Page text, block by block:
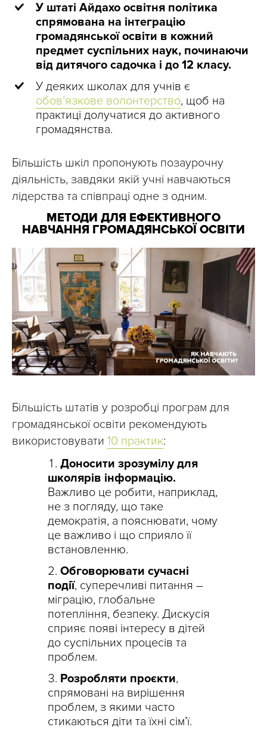
У штаті Айдахо освітня політика
спрямована на інтеграцію
громадянської освіти в кожний
предмет суспільних наук, починаючи
від дитячого садочка і до 12 класу.
У деяких школах для учнів є
обов’язкове волонтерство, щоб на
практиці долучатися до активного
громадянства.
Більшість шкіл пропонують позаурочну
діяльність, завдяки якій учні навчаються
лідерства та співпраці одне з одним.
МЕТОДИ ДЛЯ ЕФЕКТИВНОГО
НАВЧАННЯ ГРОМАДЯНСЬКОЇ ОСВІТИ
Більшість штатів у розробці програм для
громадянської освіти рекомендують
використовувати 10 практик:
Доносити зрозумілу для
школярів інформацію.
Важливо це робити, наприклад,
не з погляду, що таке
демократія, а пояснювати, чому
це важливо і що сприяло її
встановленню.
Обговорювати сучасні
події, суперечливі питання –
міграцію, глобальне
потепління, безпеку. Дискусія
сприяє появі інтересу в дітей
до суспільних процесів та
проблем.
Розробляти проєкти,
спрямовані на вирішення
проблем, з якими часто
стикаються діти та їхні сім’ї.